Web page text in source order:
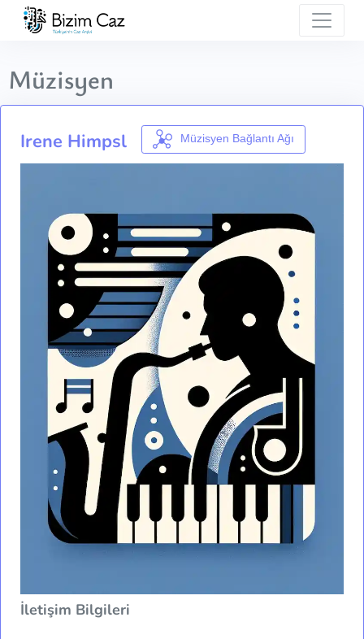
Müzisyen
Irene Himpsl Müzisyen Bağlantı Ağı
İletişim Bilgileri